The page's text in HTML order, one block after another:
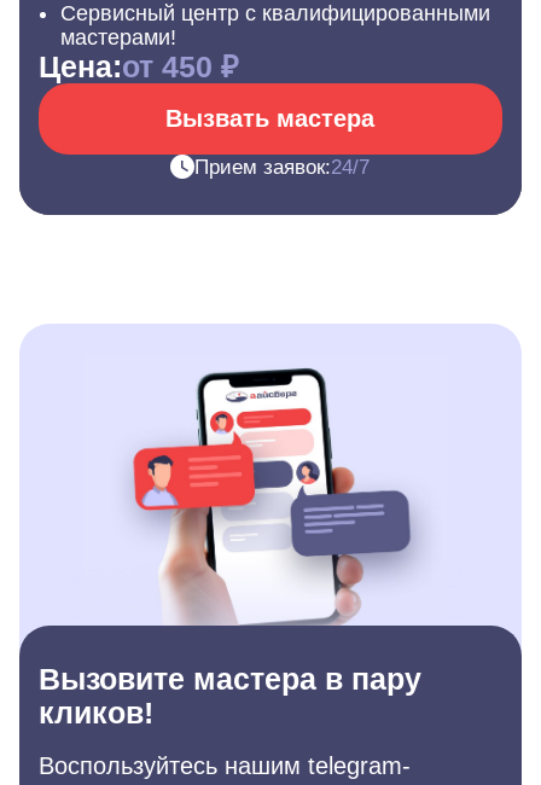
Сервисный центр с квалифицированными
мастерами!
Цена:от 450 ₽
Вызвать мастера
Прием заявок:24/7
Вызовите мастера в пару
кликов!
Воспользуйтесь нашим telegram-